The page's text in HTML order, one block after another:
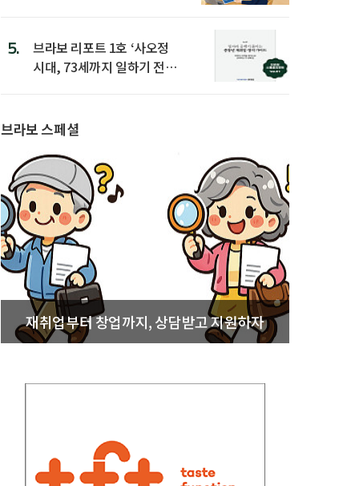
5.
브라보 리포트 1호 ‘사오정
시대, 73세까지 일하기 전략’
브라보 스페셜
재취업부터 창업까지, 상담받고 지원하자